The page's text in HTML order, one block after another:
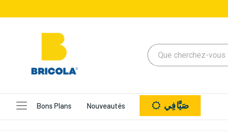
Bons Plans Nouveautés صَيَّافِي